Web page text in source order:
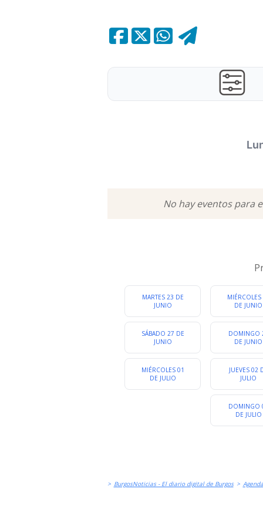
FAMILIAR
No hay eventos para
MARTES 23 DE
JUNIO
MIÉRCOLES
DE JUNIO
SÁBADO 27 DE
JUNIO
DOMINGO
DE JUNIO
MIÉRCOLES 01
DE JULIO
JUEVES 02
JULIO
DOMINGO
DE JULIO
> BurgosNoticias - El diario digital de Burgos > Agenda